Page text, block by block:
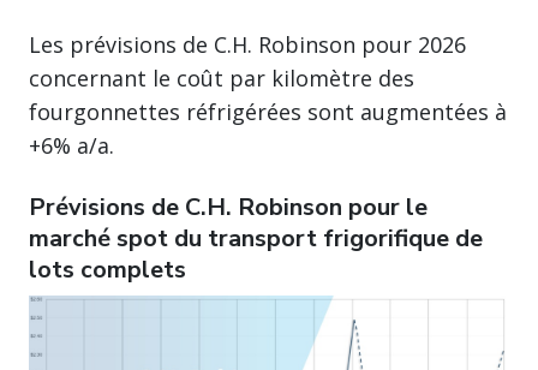
Les prévisions de C.H. Robinson pour 2026
concernant le coût par kilomètre des
fourgonnettes réfrigérées sont augmentées à
+6% a/a.
Prévisions de C.H. Robinson pour le
marché spot du transport frigorifique de
lots complets